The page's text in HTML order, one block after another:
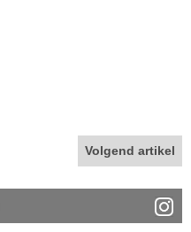
Volgend artikel